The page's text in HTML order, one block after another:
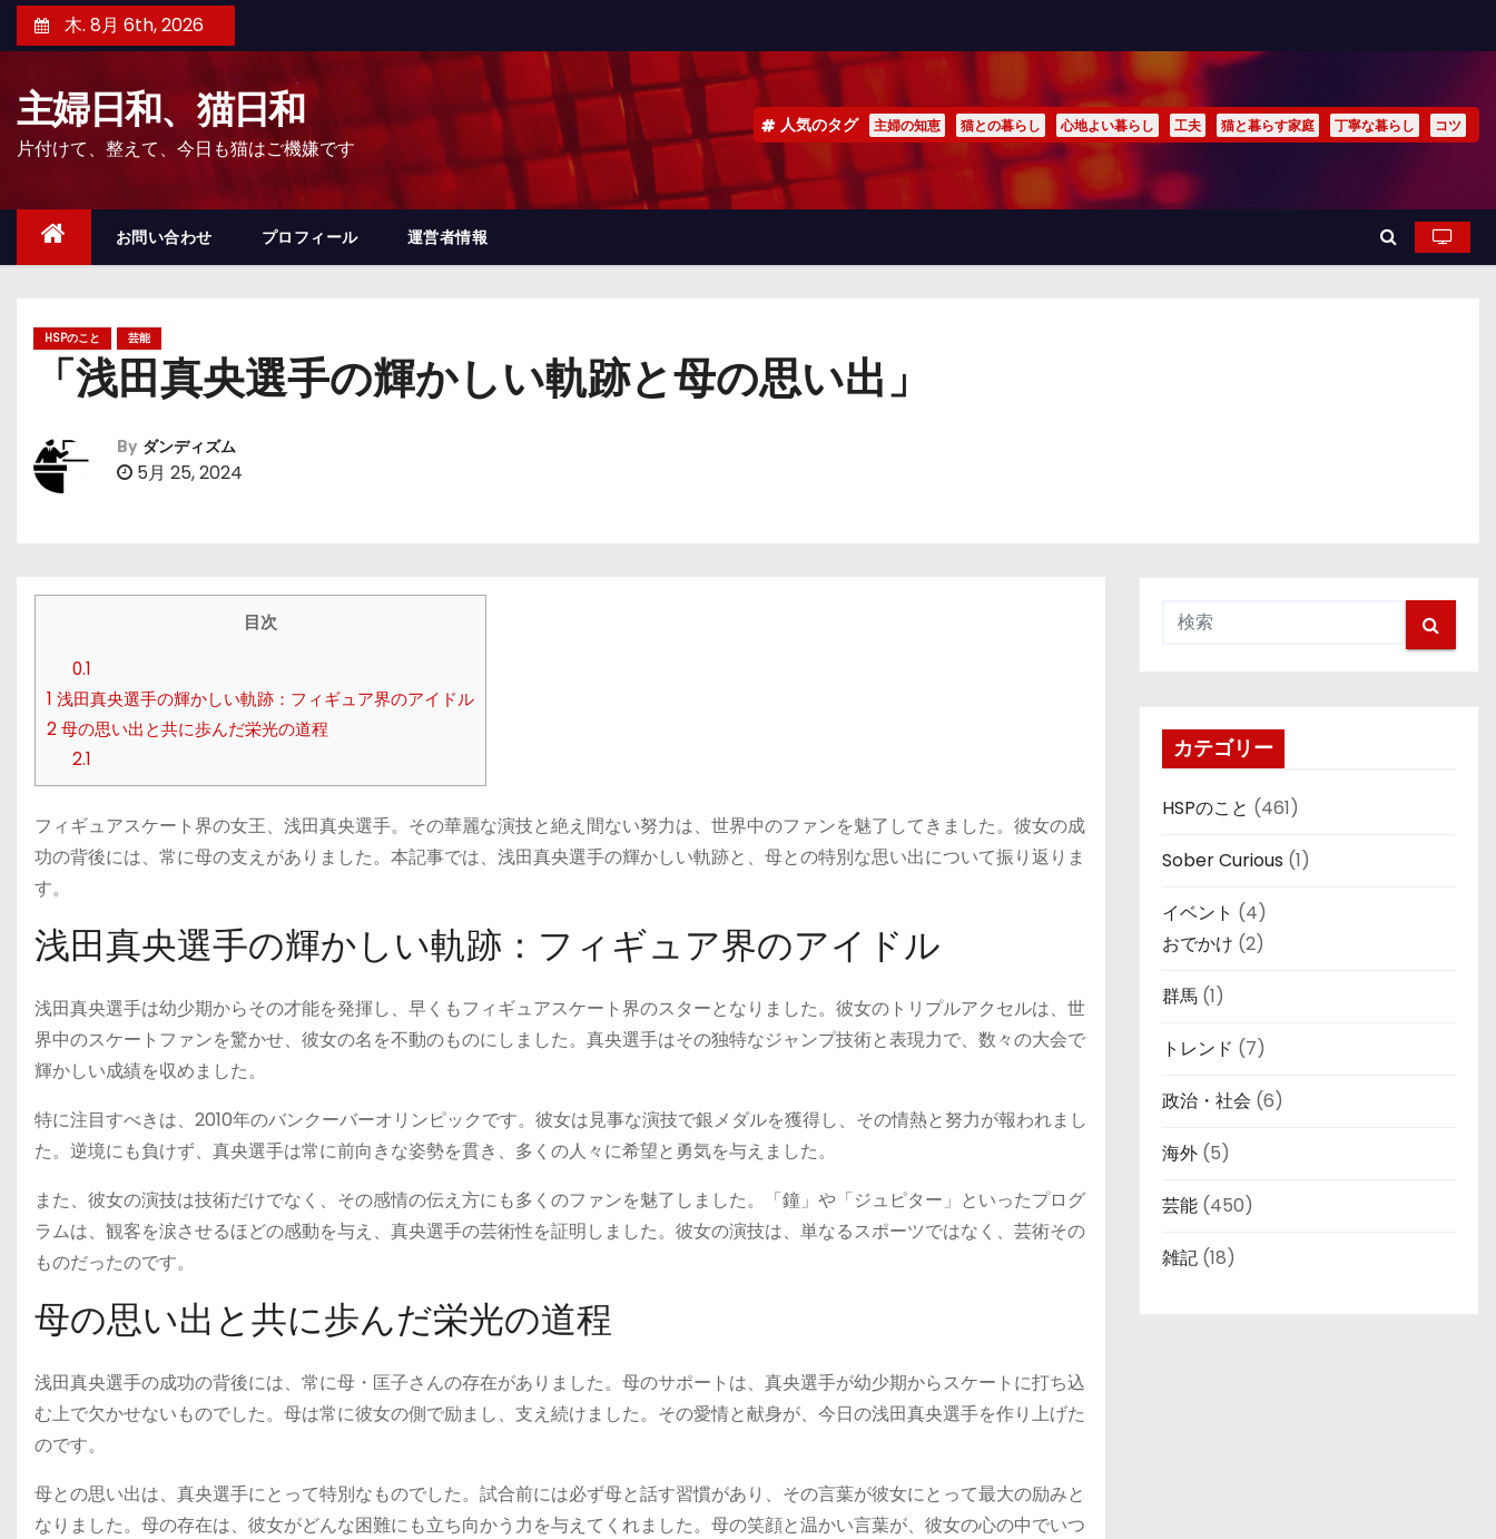
ン
ッ
木. 8月 6th, 2026
主婦日和、猫日和
片付けて、整えて、今日も猫はご機嫌です
人気のタグ 主婦の知恵 猫との暮らし 心地よい暮らし 工夫 猫と暮らす家庭 丁寧な暮らし コツ
お問い合わせ プロフィール 運営者情報
HSPのこと 芸能
「浅田真央選手の輝かしい軌跡と母の思い出」
By ダンディズム
5月 25, 2024
目次
0.1
1 浅田真央選手の輝かしい軌跡：フィギュア界のアイドル
2母の思い出と共に歩んだ栄光の道程
2.1
フィギュアスケート界の女王、浅田真央選手。その華麗な演技と絶え間ない努力は、世界中のファンを魅了してきました。彼女の成
功の背後には、常に母の支えがありました。本記事では、浅田真央選手の輝かしい軌跡と、母との特別な思い出について振り返りま
す。
浅田真央選手の輝かしい軌跡：フィギュア界のアイドル
浅田真央選手は幼少期からその才能を発揮し、早くもフィギュアスケート界のスターとなりました。彼女のトリプルアクセルは、世
界中のスケートファンを驚かせ、彼女の名を不動のものにしました。真央選手はその独特なジャンプ技術と表現力で、数々の大会で
輝かしい成績を収めました。
特に注目すべきは、2010年のバンクーバーオリンピックです。彼女は見事な演技で銀メダルを獲得し、その情熱と努力が報われまし
た。逆境にも負けず、真央選手は常に前向きな姿勢を貫き、多くの人々に希望と勇気を与えました。
また、彼女の演技は技術だけでなく、その感情の伝え方にも多くのファンを魅了しました。「鐘」や「ジュピター」といったプログ
ラムは、観客を涙させるほどの感動を与え、真央選手の芸術性を証明しました。彼女の演技は、単なるスポーツではなく、芸術その
ものだったのです。
母の思い出と共に歩んだ栄光の道程
浅田真央選手の成功の背後には、常に母・匡子さんの存在がありました。母のサポートは、真央選手が幼少期からスケートに打ち込
む上で欠かせないものでした。母は常に彼女の側で励まし、支え続けました。その愛情と献身が、今日の浅田真央選手を作り上げた
のです。
母との思い出は、真央選手にとって特別なものでした。試合前には必ず母と話す習慣があり、その言葉が彼女にとって最大の励みと
なりました。母の存在は、彼女がどんな困難にも立ち向かう力を与えてくれました。母の笑顔と温かい言葉が、彼女の心の中でいつ
カテゴリー
HSPのこと (461)
Sober Curious (1)
イベント (4)
おでかけ (2)
群馬 (1)
トレンド (7)
政治・社会 (6)
海外 (5)
芸能 (450)
雑記 (18)